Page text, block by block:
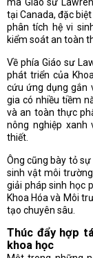
tại Canada, đặc
phân tích hệ vi
kiểm soát an toàn
Về phía Giáo sư
phát triển của
cứu ứng dụng gắn
gia có nhiều tiềm
và an toàn thực
nông nghiệp
thiết.
Ông cũng bày tỏ
sinh vật môi
giải pháp sinh học
Khoa Hóa và Môi
tạo chuyên sâu.
Thúc đẩy hợp
khoa học